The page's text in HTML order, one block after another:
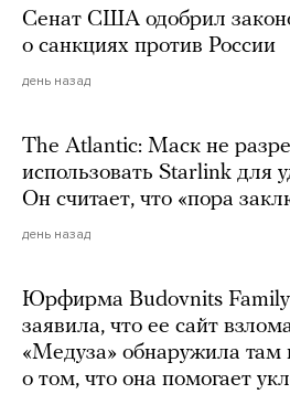
Сенат США одобрил
о санкциях против России
день назад
The Atlantic: Маск не
использовать Starlink для
Он считает, что «пора
день назад
Юрфирма Budovnits
заявила, что ее сайт
«Медуза» обнаружила
о том, что она помогает